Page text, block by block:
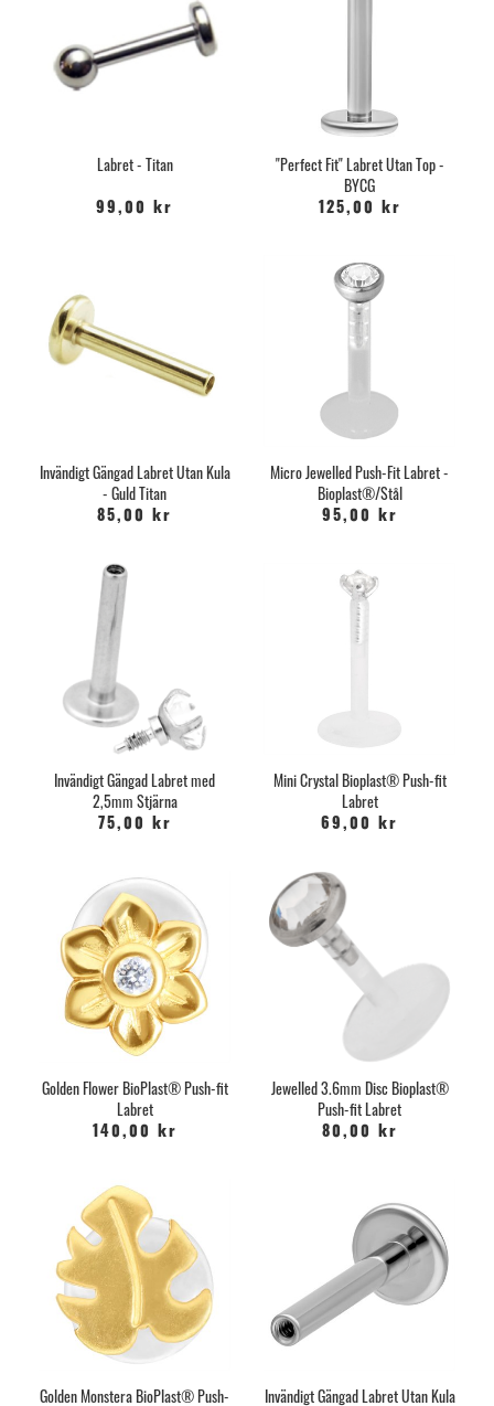
Labret - Titan
99,00 kr
"Perfect Fit" Labret Utan Top -
BYCG
125,00 kr
Invändigt Gängad Labret Utan Kula
- Guld Titan
85,00 kr
Micro Jewelled Push-Fit Labret -
Bioplast®/Stål
95,00 kr
Invändigt Gängad Labret med
2,5mm Stjärna
75,00 kr
Mini Crystal Bioplast® Push-fit
Labret
69,00 kr
Golden Flower BioPlast® Push-fit
Labret
140,00 kr
Jewelled 3.6mm Disc Bioplast®
Push-fit Labret
80,00 kr
Golden Monstera BioPlast® Push-
Invändigt Gängad Labret Utan Kula